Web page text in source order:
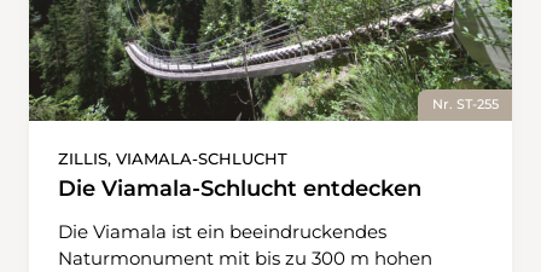
Nr. ST-255
ZILLIS, VIAMALA-SCHLUCHT
Die Viamala-Schlucht entdecken
Die Viamala ist ein beeindruckendes
Naturmonument mit bis zu 300 m hohen